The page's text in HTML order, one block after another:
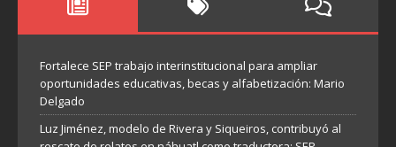
Fortalece SEP trabajo interinstitucional para ampliar
oportunidades educativas, becas y alfabetización: Mario
Delgado
Luz Jiménez, modelo de Rivera y Siqueiros, contribuyó al